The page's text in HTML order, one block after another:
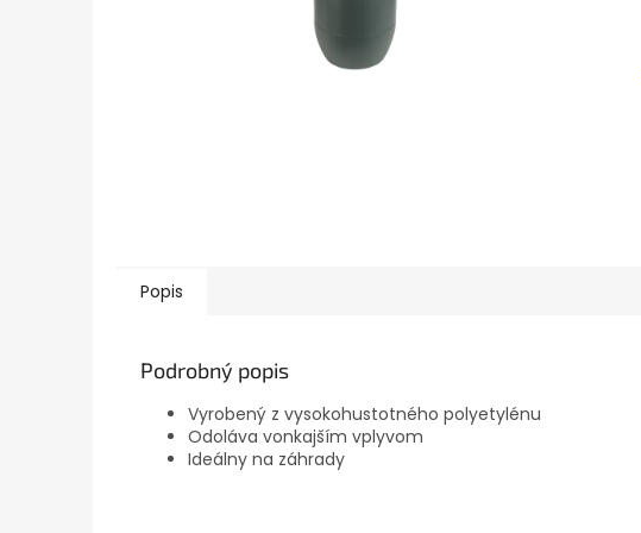
Popis
Podrobný popis
Vyrobený z vysokohustotného polyetylénu
Odoláva vonkajším vplyvom
Ideálny na záhrady